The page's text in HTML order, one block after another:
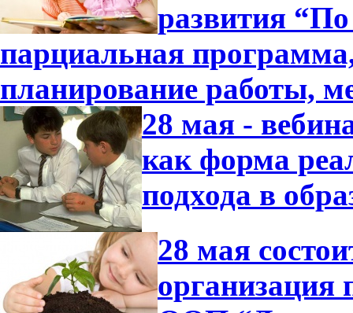
развития
парциальная
планирование работы,
28 мая -
как форма
подхода в
28 мая
организация